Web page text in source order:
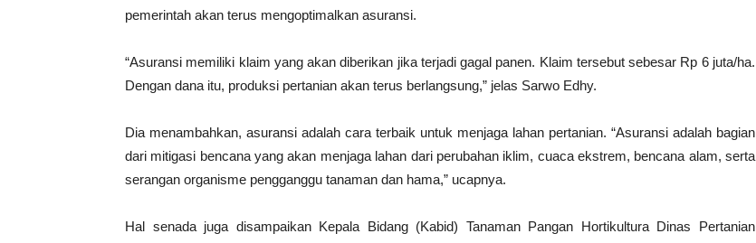
pemerintah akan terus mengoptimalkan asuransi.
“Asuransi memiliki klaim yang akan diberikan jika terjadi gagal panen. Klaim tersebut sebesar Rp 6 juta/ha.
Dengan dana itu, produksi pertanian akan terus berlangsung,” jelas Sarwo Edhy.
Dia menambahkan, asuransi adalah cara terbaik untuk menjaga lahan pertanian. “Asuransi adalah bagian
dari mitigasi bencana yang akan menjaga lahan dari perubahan iklim, cuaca ekstrem, bencana alam, serta
serangan organisme pengganggu tanaman dan hama,” ucapnya.
Hal senada juga disampaikan Kepala Bidang (Kabid) Tanaman Pangan Hortikultura Dinas Pertanian